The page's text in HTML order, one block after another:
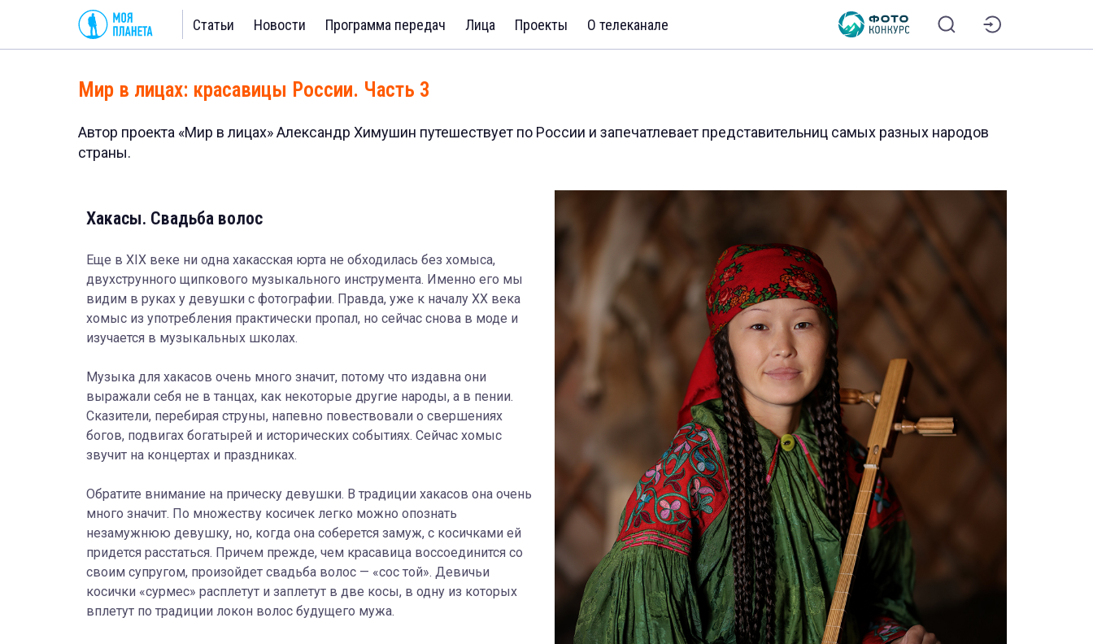
Статьи Новости Программа передач Лица Проекты О телеканале
Мир в лицах: красавицы России. Часть 3
Автор проекта «Мир в лицах» Александр Химушин путешествует по России и запечатлевает представительниц самых разных народов
страны.
Хакасы. Свадьба волос
Еще в XIX веке ни одна хакасская юрта не обходилась без хомыса,
двухструнного щипкового музыкального инструмента. Именно его мы
видим в руках у девушки с фотографии. Правда, уже к началу XX века
хомыс из употребления практически пропал, но сейчас снова в моде и
изучается в музыкальных школах.
Музыка для хакасов очень много значит, потому что издавна они
выражали себя не в танцах, как некоторые другие народы, а в пении.
Сказители, перебирая струны, напевно повествовали о свершениях
богов, подвигах богатырей и исторических событиях. Сейчас хомыс
звучит на концертах и праздниках.
Обратите внимание на прическу девушки. В традиции хакасов она очень
много значит. По множеству косичек легко можно опознать
незамужнюю девушку, но, когда она соберется замуж, с косичками ей
придется расстаться. Причем прежде, чем красавица воссоединится со
своим супругом, произойдет свадьба волос — «сос той». Девичьи
косички «сурмес» расплетут и заплетут в две косы, в одну из которых
вплетут по традиции локон волос будущего мужа.